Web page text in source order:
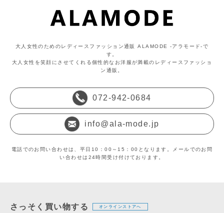
大人女性のためのレディースファッション通販 ALAMODE -アラモード-で
す。
大人女性を笑顔にさせてくれる個性的なお洋服が満載のレディースファッショ
ン通販。
072-942-0684
info@ala-mode.jp
電話でのお問い合わせは、平日10：00～15：00となります。メールでのお問
い合わせは24時間受け付けております。
さっそく買い物する オンラインストアへ